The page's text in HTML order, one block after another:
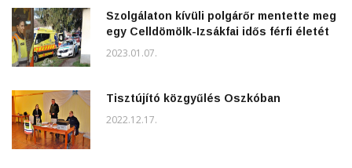
Szolgálaton kívüli polgárőr mentette meg
egy Celldömölk-Izsákfai idős férfi életét
2023.01.07.
Tisztújító közgyűlés Oszkóban
2022.12.17.